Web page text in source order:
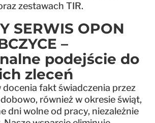
zestawach TIR.
SERWIS OPON
–
podejście do
zleceń
fakt świadczenia przez
również w okresie świąt,
dni wolne od pracy, niezależnie